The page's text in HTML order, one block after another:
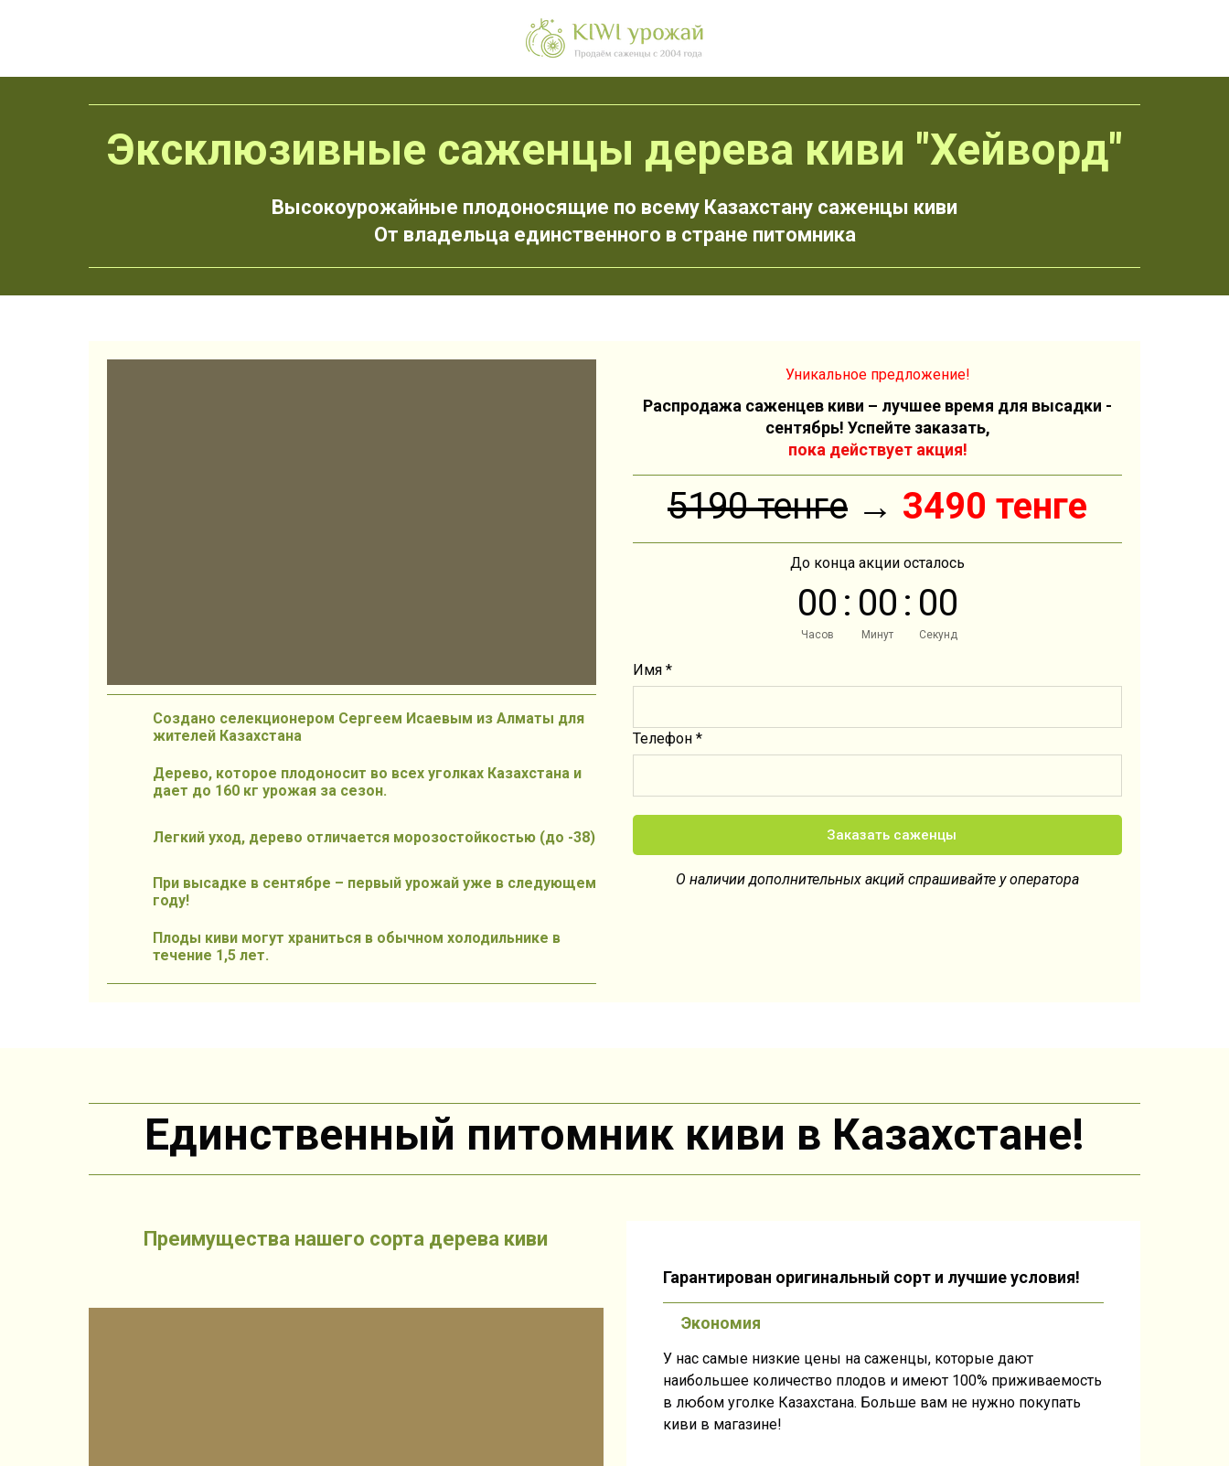
Эксклюзивные саженцы дерева киви "Хейворд"
Высокоурожайные плодоносящие по всему Казахстану саженцы киви
От владельца единственного в стране питомника
Создано селекционером Сергеем Исаевым из Алматы для
жителей Казахстана
Дерево, которое плодоносит во всех уголках Казахстана и
дает до 160 кг урожая за сезон.
Легкий уход, дерево отличается морозостойкостью (до -38)
При высадке в сентябре – первый урожай уже в следующем
году!
Плоды киви могут храниться в обычном холодильнике в
течение 1,5 лет.
Уникальное предложение!
Распродажа саженцев киви – лучшее время для высадки -
сентябрь! Успейте заказать,
пока действует акция!
5190 тенге → 3490 тенге
До конца акции осталось
00
Часов
: 00
Минут
: 00
Секунд
Имя *
Телефон *
Заказать саженцы
О наличии дополнительных акций спрашивайте у оператора
Единственный питомник киви в Казахстане!
Преимущества нашего сорта дерева киви
Гарантирован оригинальный сорт и лучшие условия!
Экономия
У нас самые низкие цены на саженцы, которые дают
наибольшее количество плодов и имеют 100% приживаемость
в любом уголке Казахстана. Больше вам не нужно покупать
киви в магазине!